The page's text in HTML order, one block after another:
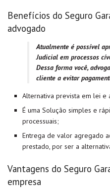
Benefícios do Seguro
advogado
Atualmente é possível
Judicial em processos
Dessa forma você,
cliente a evitar
Alternativa prevista em lei e
É uma Solução simples e
processuais;
Entrega de valor agregado
prestado, por ser a
Vantagens do Seguro
empresa